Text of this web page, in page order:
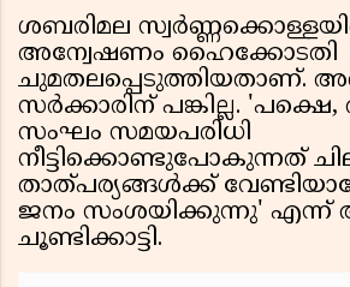
ശബരിമല
അന്വേഷണം ഹൈക്കോടതി
ചുമതലപ്പെടുത്തിയതാണ്.
സർക്കാരിന് പങ്കില്ല.
സംഘം സമയപരിധി
നീട്ടിക്കൊണ്ടുപോകുന്നത്
താത്പര്യങ്ങൾക്ക്
ജനം സംശയിക്കുന്നു' എന്ന്
ചൂണ്ടിക്കാട്ടി.